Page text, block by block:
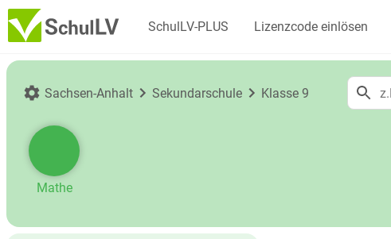
SchulLV-PLUS Lizenzcode einlösen
Sachsen-Anhalt Sekundarschule Klasse 9
Mathe